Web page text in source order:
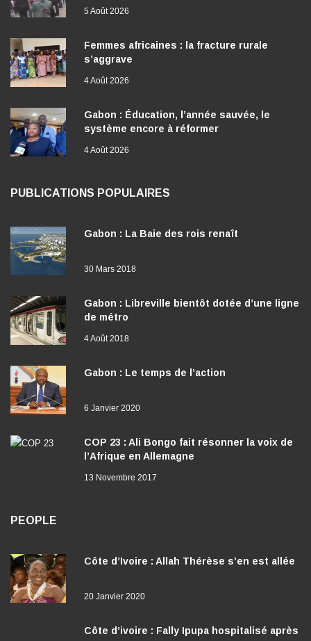
5 Août 2026
Femmes africaines : la fracture rurale
s’aggrave
4 Août 2026
Gabon : Éducation, l’année sauvée, le
système encore à réformer
4 Août 2026
PUBLICATIONS POPULAIRES
Gabon : La Baie des rois renaît
30 Mars 2018
Gabon : Libreville bientôt dotée d’une ligne
de métro
4 Août 2018
Gabon : Le temps de l’action
6 Janvier 2020
COP 23 : Ali Bongo fait résonner la voix de
l’Afrique en Allemagne
13 Novembre 2017
PEOPLE
Côte d’Ivoire : Allah Thérèse s’en est allée
20 Janvier 2020
Côte d’ivoire : Fally Ipupa hospitalisé après